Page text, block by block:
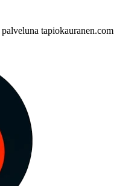
palveluna tapiokauranen.com